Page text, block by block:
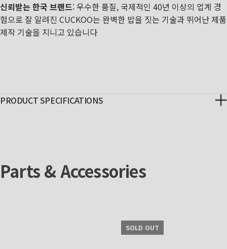
신뢰받는 한국 브랜드: 우수한 품질, 국제적인 40년 이상의 업계 경
험으로 잘 알려진 CUCKOO는 완벽한 밥을 짓는 기술과 뛰어난 제품
제작 기술을 지니고 있습니다
PRODUCT SPECIFICATIONS
Parts & Accessories
SOLD OUT